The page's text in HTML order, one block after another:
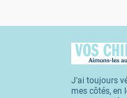
J'ai toujours
mes côtés, en